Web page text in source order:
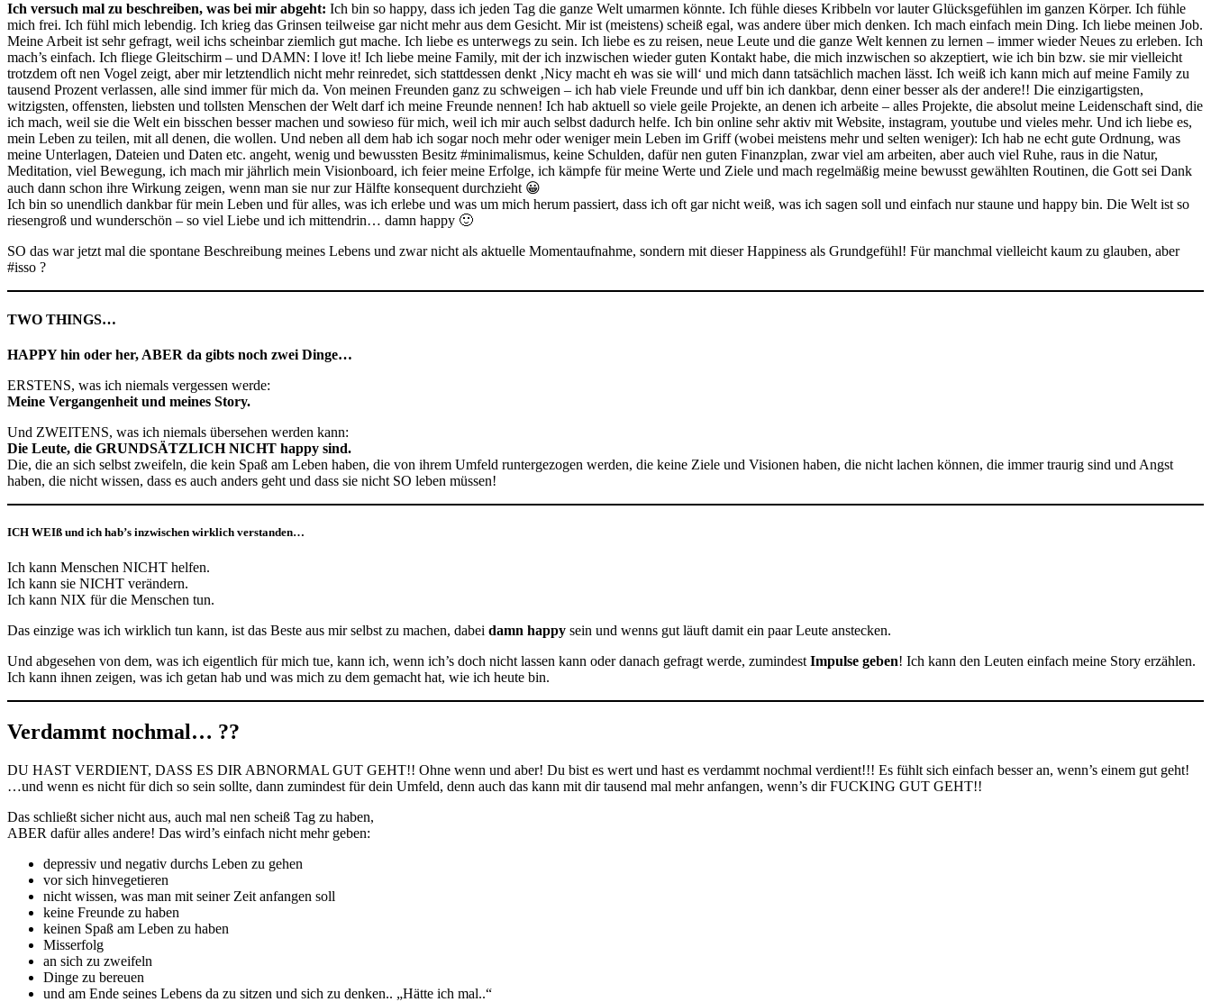
Ich versuch mal zu beschreiben, was bei mir abgeht: Ich bin so happy, dass ich jeden Tag die ganze Welt umarmen könnte. Ich fühle dieses Kribbeln vor lauter Glücksgefühlen im ganzen Körper. Ich fühle
mich frei. Ich fühl mich lebendig. Ich krieg das Grinsen teilweise gar nicht mehr aus dem Gesicht. Mir ist (meistens) scheiß egal, was andere über mich denken. Ich mach einfach mein Ding. Ich liebe meinen Job.
Meine Arbeit ist sehr gefragt, weil ichs scheinbar ziemlich gut mache. Ich liebe es unterwegs zu sein. Ich liebe es zu reisen, neue Leute und die ganze Welt kennen zu lernen – immer wieder Neues zu erleben. Ich
mach’s einfach. Ich fliege Gleitschirm – und DAMN: I love it! Ich liebe meine Family, mit der ich inzwischen wieder guten Kontakt habe, die mich inzwischen so akzeptiert, wie ich bin bzw. sie mir vielleicht
trotzdem oft nen Vogel zeigt, aber mir letztendlich nicht mehr reinredet, sich stattdessen denkt ‚Nicy macht eh was sie will‘ und mich dann tatsächlich machen lässt. Ich weiß ich kann mich auf meine Family zu
tausend Prozent verlassen, alle sind immer für mich da. Von meinen Freunden ganz zu schweigen – ich hab viele Freunde und uff bin ich dankbar, denn einer besser als der andere!! Die einzigartigsten,
witzigsten, offensten, liebsten und tollsten Menschen der Welt darf ich meine Freunde nennen! Ich hab aktuell so viele geile Projekte, an denen ich arbeite – alles Projekte, die absolut meine Leidenschaft sind, die
ich mach, weil sie die Welt ein bisschen besser machen und sowieso für mich, weil ich mir auch selbst dadurch helfe. Ich bin online sehr aktiv mit Website, instagram, youtube und vieles mehr. Und ich liebe es,
mein Leben zu teilen, mit all denen, die wollen. Und neben all dem hab ich sogar noch mehr oder weniger mein Leben im Griff (wobei meistens mehr und selten weniger): Ich hab ne echt gute Ordnung, was
meine Unterlagen, Dateien und Daten etc. angeht, wenig und bewussten Besitz #minimalismus, keine Schulden, dafür nen guten Finanzplan, zwar viel am arbeiten, aber auch viel Ruhe, raus in die Natur,
Meditation, viel Bewegung, ich mach mir jährlich mein Visionboard, ich feier meine Erfolge, ich kämpfe für meine Werte und Ziele und mach regelmäßig meine bewusst gewählten Routinen, die Gott sei Dank
auch dann schon ihre Wirkung zeigen, wenn man sie nur zur Hälfte konsequent durchzieht 😀
Ich bin so unendlich dankbar für mein Leben und für alles, was ich erlebe und was um mich herum passiert, dass ich oft gar nicht weiß, was ich sagen soll und einfach nur staune und happy bin. Die Welt ist so
riesengroß und wunderschön – so viel Liebe und ich mittendrin… damn happy 🙂
SO das war jetzt mal die spontane Beschreibung meines Lebens und zwar nicht als aktuelle Momentaufnahme, sondern mit dieser Happiness als Grundgefühl! Für manchmal vielleicht kaum zu glauben, aber
#isso ?
TWO THINGS…
HAPPY hin oder her, ABER da gibts noch zwei Dinge…
ERSTENS, was ich niemals vergessen werde:
Meine Vergangenheit und meines Story.
Und ZWEITENS, was ich niemals übersehen werden kann:
Die Leute, die GRUNDSÄTZLICH NICHT happy sind.
Die, die an sich selbst zweifeln, die kein Spaß am Leben haben, die von ihrem Umfeld runtergezogen werden, die keine Ziele und Visionen haben, die nicht lachen können, die immer traurig sind und Angst
haben, die nicht wissen, dass es auch anders geht und dass sie nicht SO leben müssen!
ICH WEIß und ich hab’s inzwischen wirklich verstanden…
Ich kann Menschen NICHT helfen.
Ich kann sie NICHT verändern.
Ich kann NIX für die Menschen tun.
Das einzige was ich wirklich tun kann, ist das Beste aus mir selbst zu machen, dabei damn happy sein und wenns gut läuft damit ein paar Leute anstecken.
Und abgesehen von dem, was ich eigentlich für mich tue, kann ich, wenn ich’s doch nicht lassen kann oder danach gefragt werde, zumindest Impulse geben! Ich kann den Leuten einfach meine Story erzählen.
Ich kann ihnen zeigen, was ich getan hab und was mich zu dem gemacht hat, wie ich heute bin.
Verdammt nochmal… ??
DU HAST VERDIENT, DASS ES DIR ABNORMAL GUT GEHT!! Ohne wenn und aber! Du bist es wert und hast es verdammt nochmal verdient!!! Es fühlt sich einfach besser an, wenn’s einem gut geht!
…und wenn es nicht für dich so sein sollte, dann zumindest für dein Umfeld, denn auch das kann mit dir tausend mal mehr anfangen, wenn’s dir FUCKING GUT GEHT!!
Das schließt sicher nicht aus, auch mal nen scheiß Tag zu haben,
ABER dafür alles andere! Das wird’s einfach nicht mehr geben:
depressiv und negativ durchs Leben zu gehen
vor sich hinvegetieren
nicht wissen, was man mit seiner Zeit anfangen soll
keine Freunde zu haben
keinen Spaß am Leben zu haben
Misserfolg
an sich zu zweifeln
Dinge zu bereuen
und am Ende seines Lebens da zu sitzen und sich zu denken.. „Hätte ich mal..“